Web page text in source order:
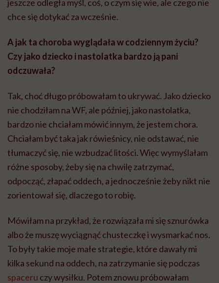
jeszcze odległa myśl, coś, o czym się wie, ale czego nie
chce się dotykać za wcześnie.
A jak ta choroba wyglądała w codziennym życiu?
Czy jako dziecko i nastolatka bardzo ją pani
odczuwała?
Tak, choć długo próbowałam to ukrywać. Jako dziecko
nie chodziłam na WF, ale później, jako nastolatka,
bardzo nie chciałam mówić innym, że jestem chora.
Chciałam być taka jak rówieśnicy, nie odstawać, nie
tłumaczyć się, nie wzbudzać litości. Więc wymyślałam
różne sposoby, żeby się na chwilę zatrzymać,
odpocząć, złapać oddech, a jednocześnie żeby nikt nie
zorientował się, dlaczego to robię.
Mówiłam na przykład, że rozwiązała mi się sznurówka
albo że muszę wyciągnąć chusteczkę i wysmarkać nos.
To były takie moje małe strategie, które dawały mi
kilka sekund na oddech, na zatrzymanie się podczas
spaceru czy wysiłku. Potem znowu próbowałam